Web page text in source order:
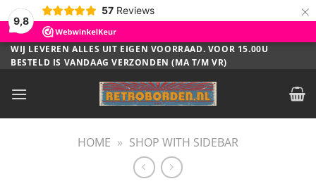
9,8
57 Reviews ×
Ga
naar
WIJ LEVEREN ALLES UIT EIGEN VOORRAAD. VOOR 15.00U
BESTELD IS VANDAAG VERZONDEN (MA T/M VR)
HOME » SHOP WITH SIDEBAR